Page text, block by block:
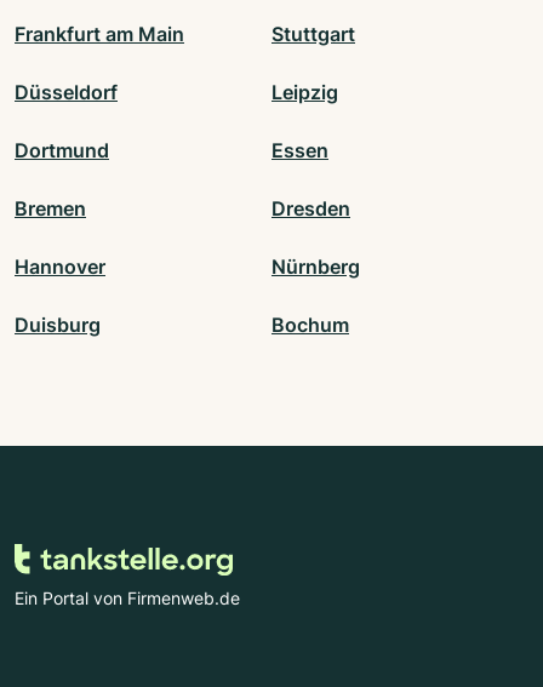
Frankfurt am Main Stuttgart
Düsseldorf Leipzig
Dortmund Essen
Bremen Dresden
Hannover Nürnberg
Duisburg Bochum
Ein Portal von Firmenweb.de